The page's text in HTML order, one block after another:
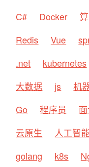
C#
Docker
Redis
Vue
.net
kubernetes
大数据
js 机
Go
程序员
云原生
人工智
golang
k8s